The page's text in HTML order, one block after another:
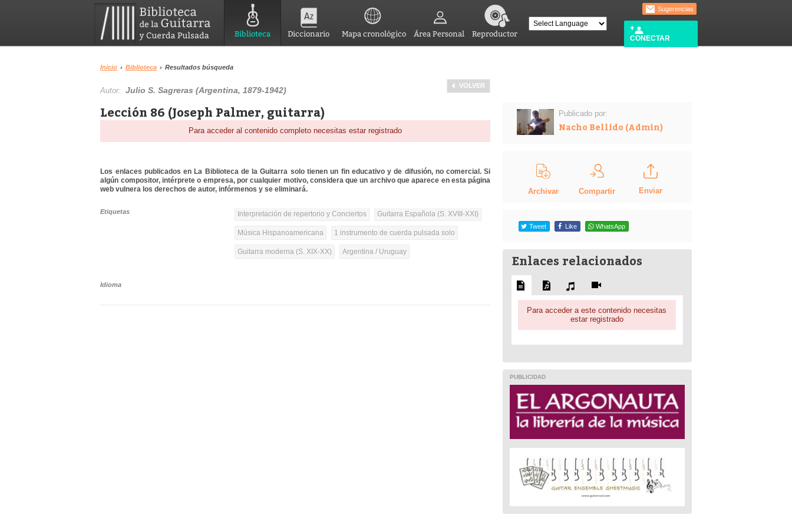
Biblioteca Diccionario Mapa cronológico Área Personal Reproductor
Sugerencias
CONECTAR
Inicio › Biblioteca › Resultados búsqueda
VOLVER
Autor:Julio S. Sagreras (Argentina, 1879-1942)
Lección 86 (Joseph Palmer, guitarra)
Para acceder al contenido completo necesitas estar registrado
Los enlaces publicados en La Biblioteca de la Guitarra solo tienen un fin educativo y de difusión, no comercial. Si
algún compositor, intérprete o empresa, por cualquier motivo, considera que un archivo que aparece en esta página
web vulnera los derechos de autor, infórmenos y se eliminará.
Etiquetas Interpretación de repertorio y Conciertos Guitarra Española (S. XVIII-XXI)
Música Hispanoamericana 1 instrumento de cuerda pulsada solo
Guitarra moderna (S. XIX-XX) Argentina / Uruguay
Idioma
Publicado por:
Nacho Bellido (Admin)
Archivar Compartir Enviar
Tweet Like WhatsApp
Enlaces relacionados
Para acceder a este contenido necesitas
estar registrado
PUBLICIDAD